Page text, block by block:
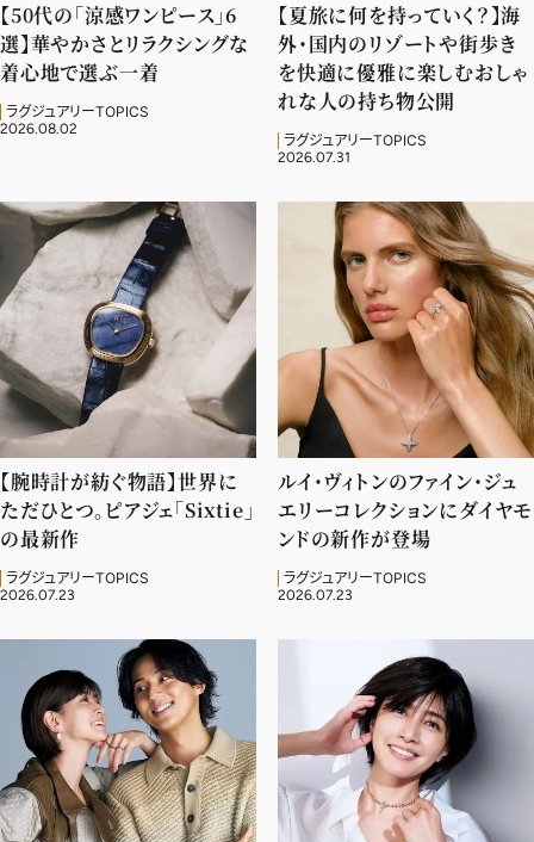
2026年9月号
最新号試し読み
デジタル版
購入
SHOPPING
エクラプレミアム通販
売れ筋ランキング
エクラ掲載品
エクラ限定アイテム
イーバイエクラ
FOLLOW US
ファッション、ライフスタイル、
そしてエクラの美意識を、SNSで発信しています。
【50代の「涼感ワンピース」6
選】華やかさとリラクシングな
着心地で選ぶ一着
ラグジュアリーTOPICS
2026.08.02
【夏旅に何を持っていく？】海
外・国内のリゾートや街歩き
を快適に優雅に楽しむおしゃ
れな人の持ち物公開
ラグジュアリーTOPICS
2026.07.31
【腕時計が紡ぐ物語】世界に
ただひとつ。ピアジェ「Sixtie」
の最新作
ラグジュアリーTOPICS
2026.07.23
ルイ・ヴィトンのファイン・ジュ
エリーコレクションにダイヤモ
ンドの新作が登場
ラグジュアリーTOPICS
2026.07.23